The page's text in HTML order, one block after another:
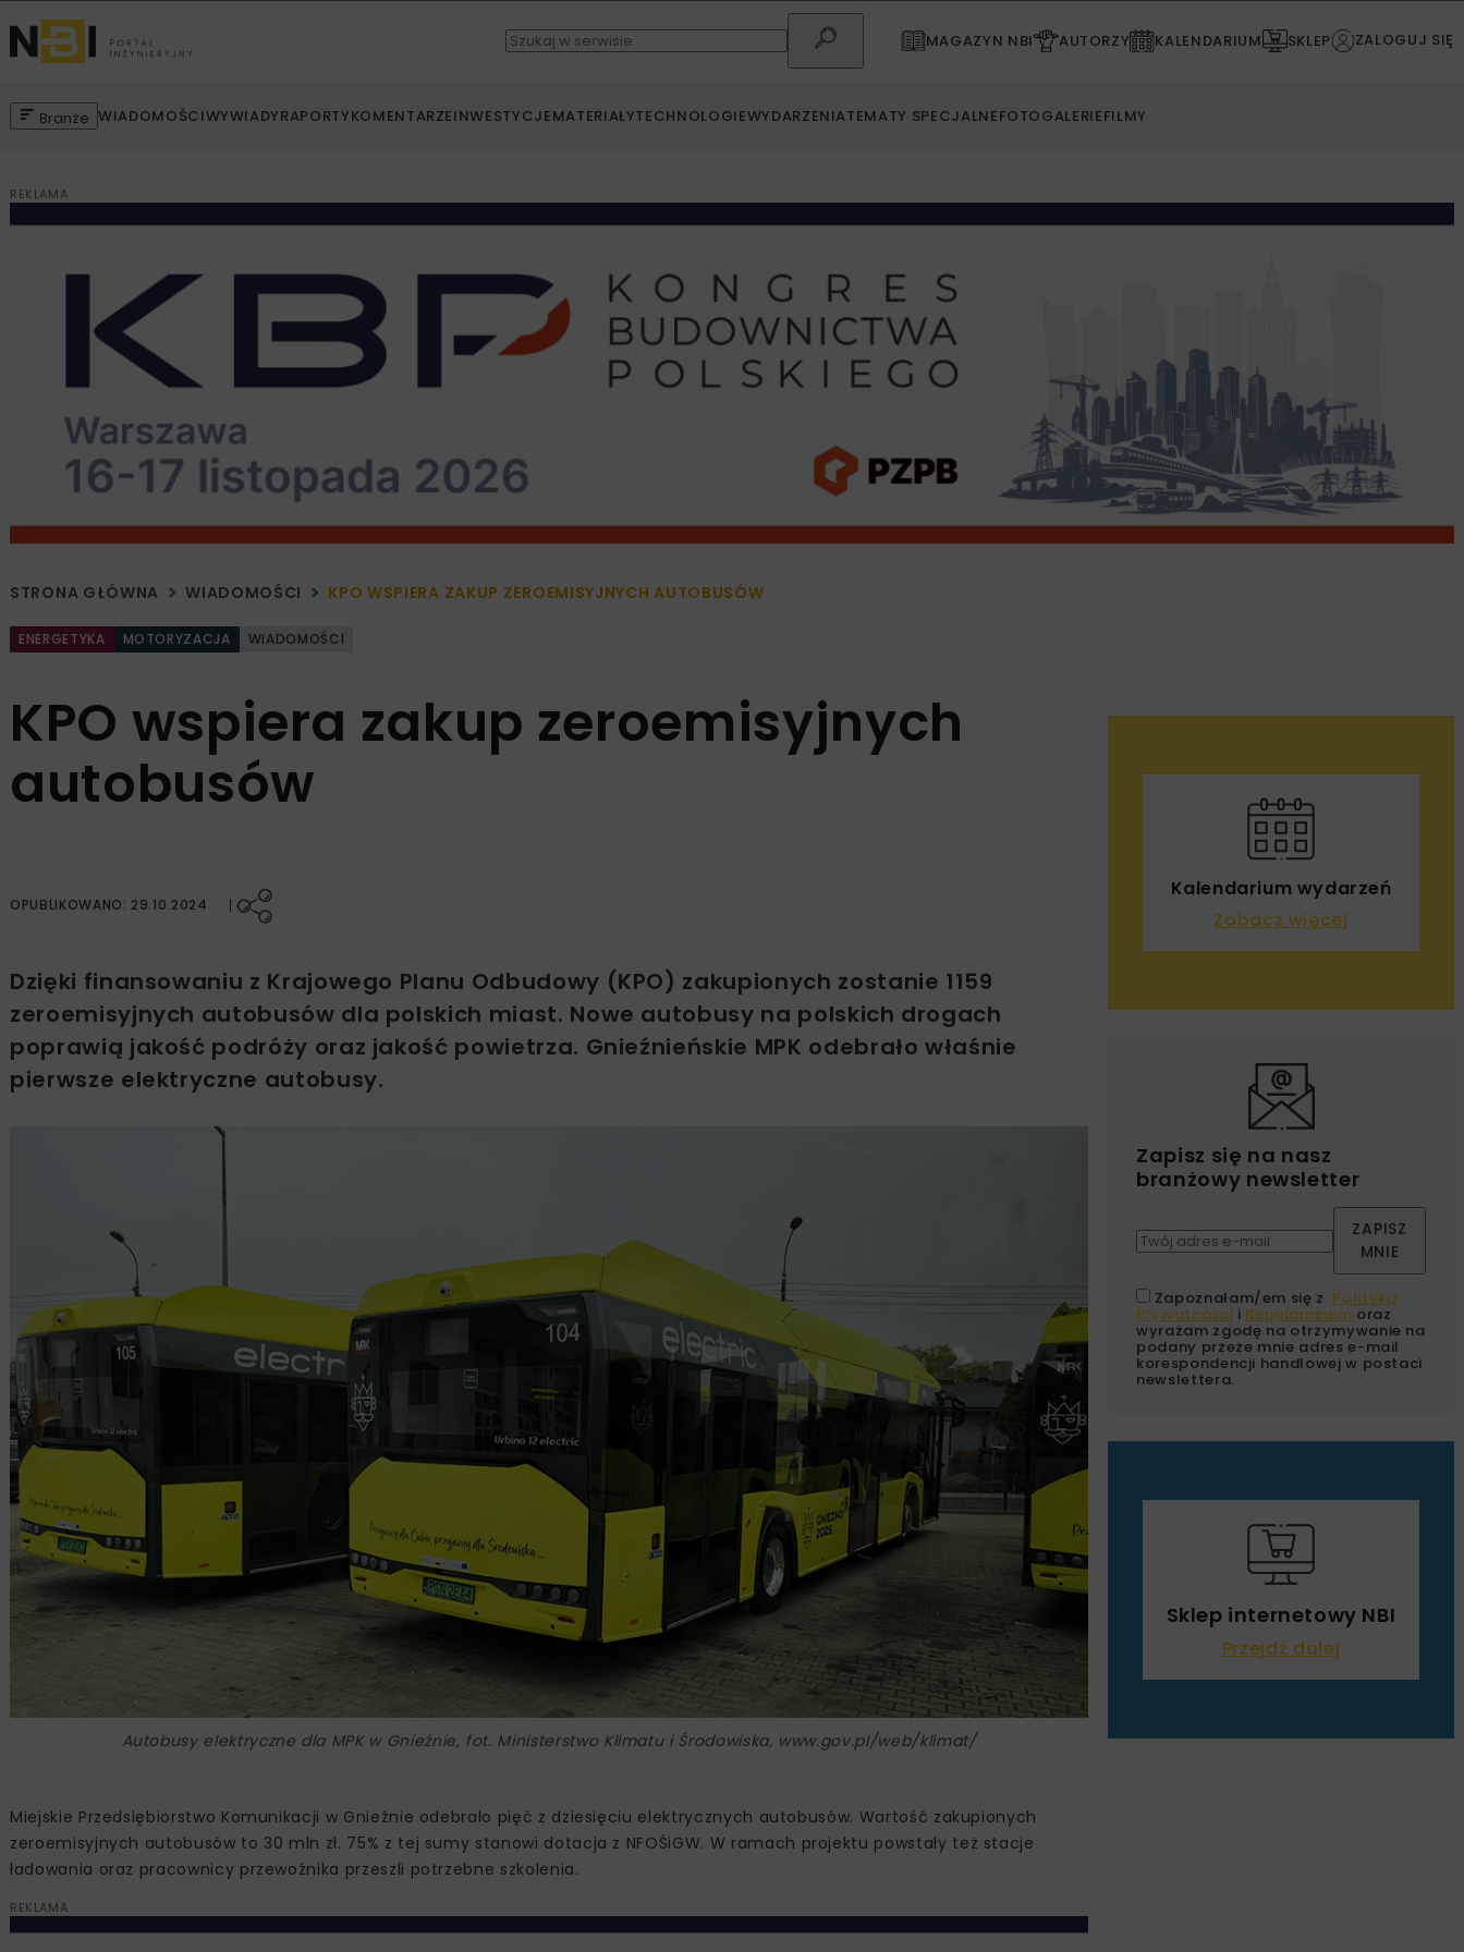
MAGAZYN NBI AUTORZY KALENDARIUM SKLEP ZALOGUJ SIĘ
Branże WIADOMOŚCIWYWIADYRAPORTYKOMENTARZEINWESTYCJEMATERIAŁYTECHNOLOGIEWYDARZENIATEMATY SPECJALNEFOTOGALERIEFILMY
REKLAMA
STRONA GŁÓWNA WIADOMOŚCI KPO WSPIERA ZAKUP ZEROEMISYJNYCH AUTOBUSÓW
ENERGETYKA MOTORYZACJA WIADOMOŚCI
KPO wspiera zakup zeroemisyjnych
autobusów
OPUBLIKOWANO: 29.10.2024
Dzięki finansowaniu z Krajowego Planu Odbudowy (KPO) zakupionych zostanie 1159
zeroemisyjnych autobusów dla polskich miast. Nowe autobusy na polskich drogach
poprawią jakość podróży oraz jakość powietrza. Gnieźnieńskie MPK odebrało właśnie
pierwsze elektryczne autobusy.
Autobusy elektryczne dla MPK w Gnieźnie, fot. Ministerstwo Klimatu i Środowiska, www.gov.pl/web/klimat/
Miejskie Przedsiębiorstwo Komunikacji w Gnieźnie odebrało pięć z dziesięciu elektrycznych autobusów. Wartość zakupionych
zeroemisyjnych autobusów to 30 mln zł. 75% z tej sumy stanowi dotacja z NFOŚiGW. W ramach projektu powstały też stacje
ładowania oraz pracownicy przewoźnika przeszli potrzebne szkolenia.
REKLAMA
Kalendarium wydarzeń
Zobacz więcej
Zapisz się na nasz
branżowy newsletter
ZAPISZ
MNIE
Zapoznałam/em się z Polityką
Prywatności i Regulaminem oraz
wyrażam zgodę na otrzymywanie na
podany przeze mnie adres e-mail
korespondencji handlowej w postaci
newslettera.
Sklep internetowy NBI
Przejdź dalej